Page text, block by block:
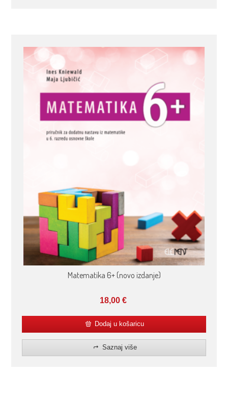
Matematika 6+ (novo izdanje)
18,00 €
Dodaj u košaricu
Saznaj više